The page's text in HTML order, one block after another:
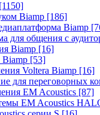
[1150]
Biamp [186]
Biamp
для общения с
Biamp [16]
Biamp [53]
Voltera Biamp [16]
для переговорных
EM Acoustics [87]
EM Acoustics